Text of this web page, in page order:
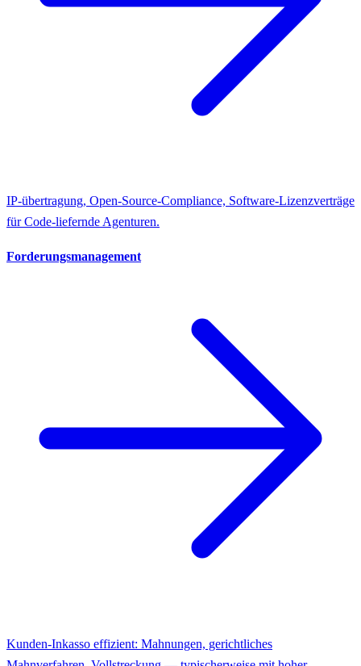
IP-übertragung, Open-Source-Compliance, Software-Lizenzverträge
für Code-liefernde Agenturen.
Forderungsmanagement
Kunden-Inkasso effizient: Mahnungen, gerichtliches